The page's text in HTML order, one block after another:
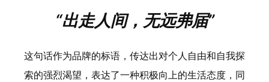
“出走人间，无远弗届”
这句话作为品牌的标语，传达出对个人自由和自我探
索的强烈渴望，表达了一种积极向上的生活态度，同